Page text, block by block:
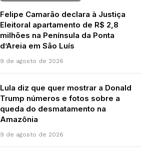
Felipe Camarão declara à Justiça
Eleitoral apartamento de R$ 2,8
milhões na Península da Ponta
d’Areia em São Luís
9 de agosto de 2026
Lula diz que quer mostrar a Donald
Trump números e fotos sobre a
queda do desmatamento na
Amazônia
9 de agosto de 2026